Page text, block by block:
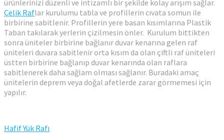
ürünlerinizi düzenli ve intizamlı bir şekilde kolay arışım sağlar.
Çelik Raflar kurulumu tabla ve profillerin cıvata somun ile
birbirine sabitlenir. Profillerin yere basan kısımlarına Plastik
Taban takılarak yerlerin çizilmesin önler. Kurulum bittikten
sonra üniteler birbirine bağlanır duvar kenarına gelen raf
üniteleri duvara sabitlenir orta kısım da olan çiftli raf üniteleri
üstten birbirine bağlanıp duvar kenarında olan raflara
sabitlenerek daha sağlam olması sağlanır. Buradaki amaç
ünitelerin deprem veya doğal afetlerde zarar görmemesi için
yapılır.
Hafif Yük Rafı